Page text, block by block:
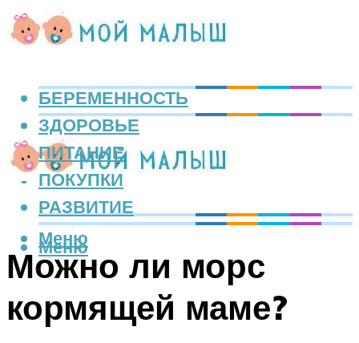
БЕРЕМЕННОСТЬ
ЗДОРОВЬЕ
ПИТАНИЕ
ПОКУПКИ
РАЗВИТИЕ
Меню
Меню
Можно ли морс
кормящей маме?